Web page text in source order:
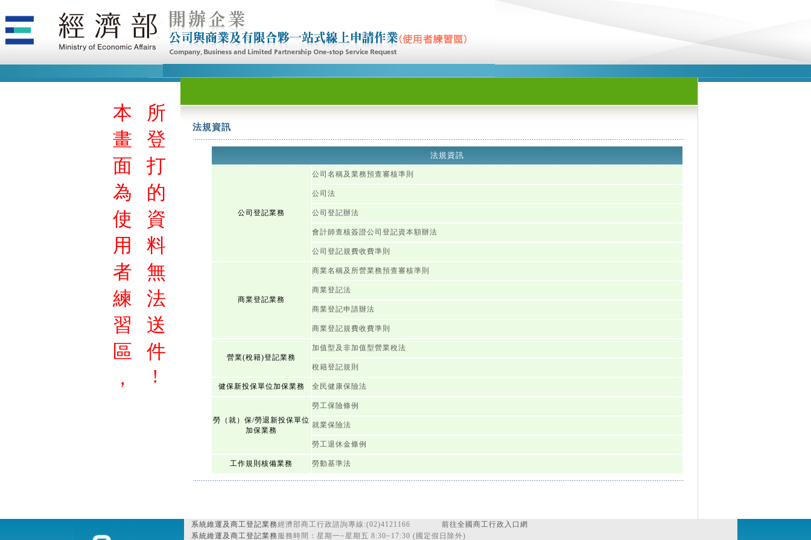
本
畫
面
為
使
用
者
練
習
區
，
所
登
打
的
資
料
無
法
送
件
!
法規資訊
法規資訊
公司登記業務
公司名稱及業務預查審核準則
公司法
公司登記辦法
會計師查核簽證公司登記資本額辦法
公司登記規費收費準則
商業登記業務
商業名稱及所營業務預查審核準則
商業登記法
商業登記申請辦法
商業登記規費收費準則
營業(稅籍)登記業務
加值型及非加值型營業稅法
稅籍登記規則
健保新投保單位加保業務 全民健康保險法
勞（就）保/勞退新投保單位
加保業務
勞工保險條例
就業保險法
勞工退休金條例
工作規則核備業務 勞動基準法
系統維運及商工登記業務經濟部商工行政諮詢專線:(02)4121166 前往全國商工行政入口網
系統維運及商工登記業務 服務時間：星期一~星期五 8:30~17:30 (國定假日除外)